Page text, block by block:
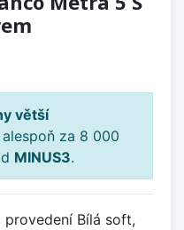
větší
za 8 000
MINUS3.
Bílá soft,